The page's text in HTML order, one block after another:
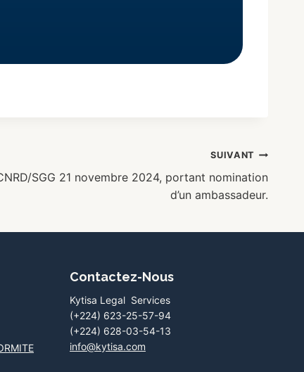
SUIVANT
SGG 21 novembre 2024, portant nomination
d’un ambassadeur.
Contactez-Nous
Kytisa Legal Services
(+224) 623-25-57-94
(+224) 628-03-54-13
info@kytisa.com